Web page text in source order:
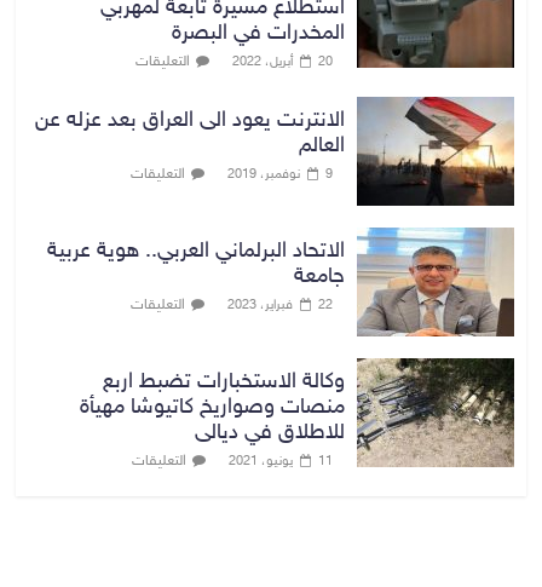
استطلاع مسيرة تابعة لمهربي
المخدرات في البصرة
20 أبريل، 2022 التعليقات
الانترنت يعود الى العراق بعد عزله عن
العالم
9 نوفمبر، 2019 التعليقات
الاتحاد البرلماني العربي.. هوية عربية
جامعة
22 فبراير، 2023 التعليقات
وكالة الاستخبارات تضبط اربع
منصات وصواريخ كاتيوشا مهيأة
للاطلاق في ديالى
11 يونيو، 2021 التعليقات